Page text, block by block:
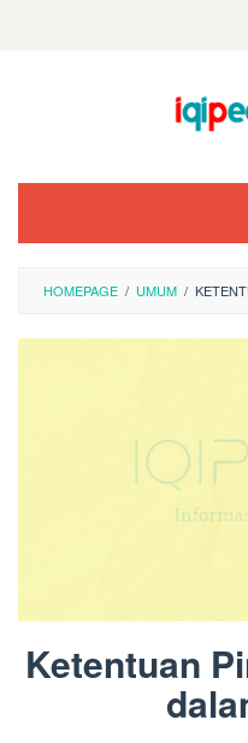
HOMEPAGE / UMUM /
Ketentuan